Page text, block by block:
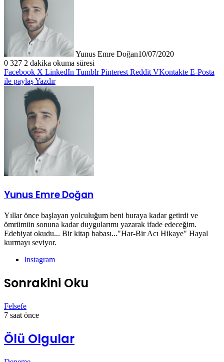
Yunus Emre Doğan10/07/2020
0 327 2 dakika okuma süresi
Facebook X LinkedIn Tumblr Pinterest Reddit VKontakte E-Posta
ile paylaşYazdır
Yunus Emre Doğan
Yıllar önce başlayan yolculuğum beni buraya kadar getirdi ve
ömrümün sonuna kadar duygularımı yazarak ifade edeceğim.
Edebiyat okudu... Bir kitap babası..."Har-Bir Acı Hikaye" Hayal
kurmayı seviyor.
Instagram
Sonrakini Oku
Felsefe
7 saat önce
Ölü Olgular